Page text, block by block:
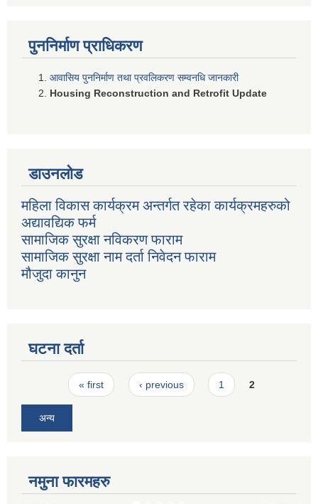
पुननिर्माण प्राधिकरण
आवासिय पुननिर्माण तथा प्रवलिकरण सम्वनधि जानकारी
Housing Reconstruction and Retrofit Update
डाउनलोड
महिला विकास कार्यक्रम अन्तर्गत रहेका कार्यक्रमहरुको
अद्यावद्यिक फर्म
सामाजिक सुरक्षा नविकरण फाराम
सामाजिक सुरक्षा नाम दर्ता निवेदन फाराम
मौजुदा कानुन
घटना दर्ता
Pages« first ‹ previous 1 2
अन्य
नमुना फारमहरु